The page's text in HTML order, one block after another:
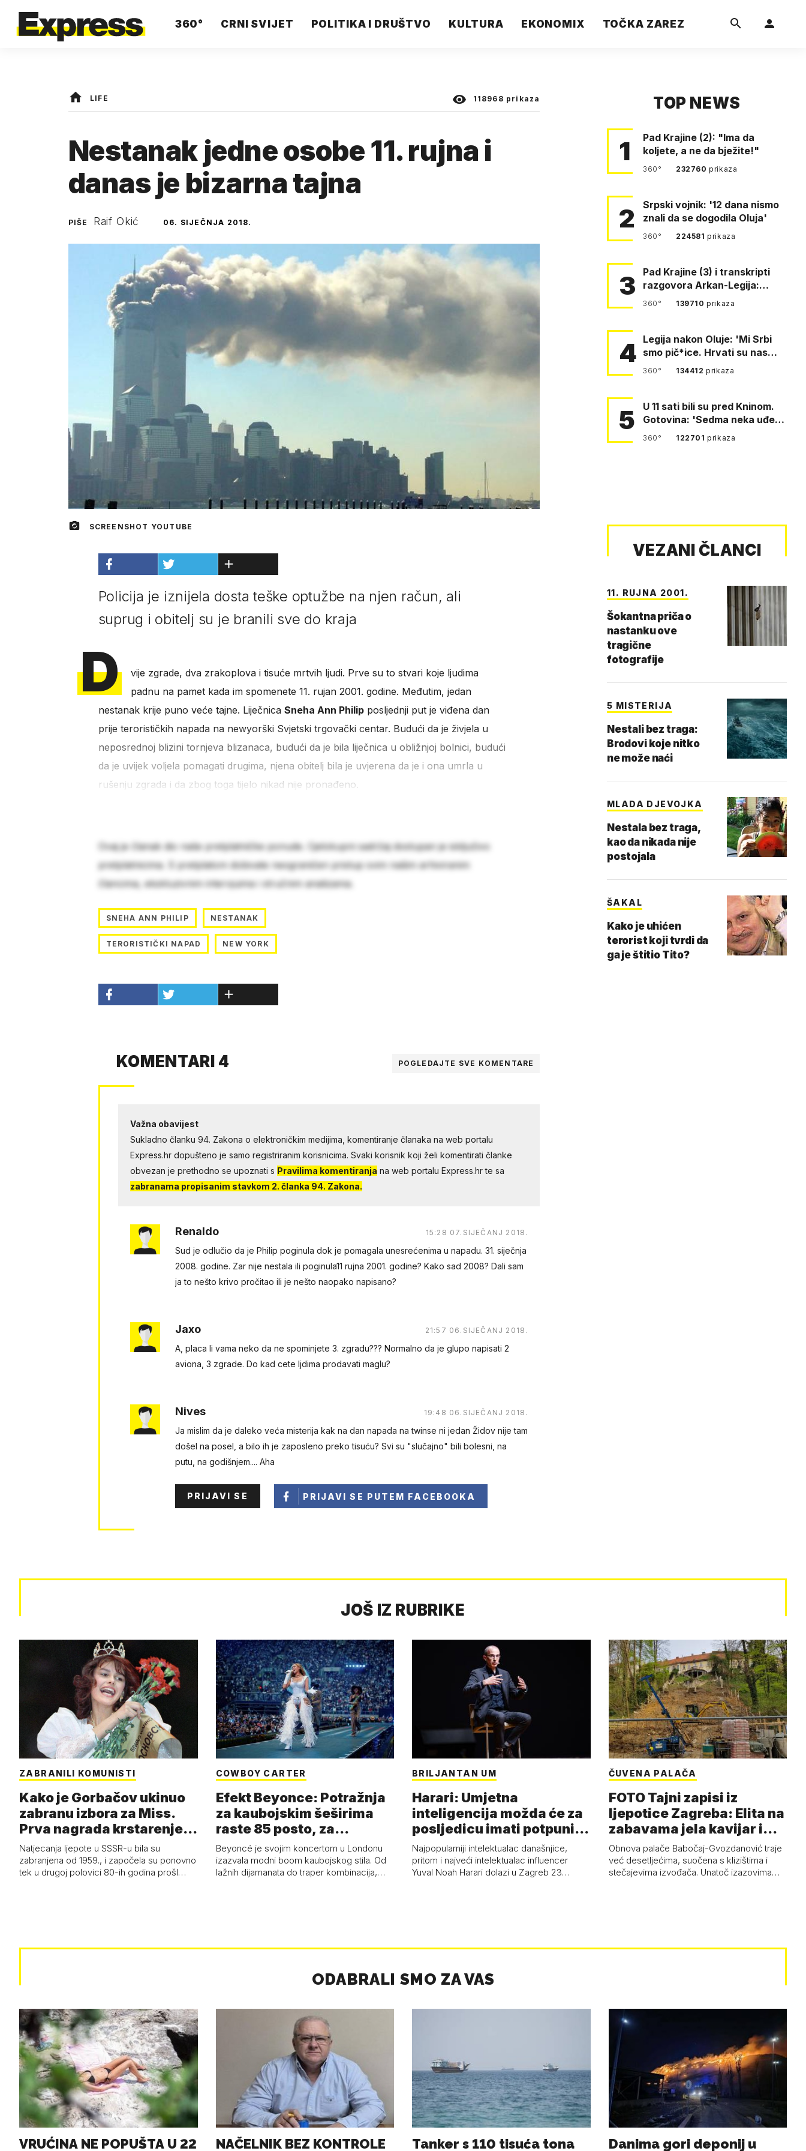
360° CRNI SVIJET POLITIKA I DRUŠTVO KULTURA EKONOMIX TOČKA ZAREZ
LIFE 118968 prikaza
Nestanak jedne osobe 11. rujna i
danas je bizarna tajna
PIŠE Raif Okić 06. SIJEČNJA 2018.
SCREENSHOT YOUTUBE
Policija je iznijela dosta teške optužbe na njen račun, ali
suprug i obitelj su je branili sve do kraja
D
vije zgrade, dva zrakoplova i tisuće mrtvih ljudi. Prve su to stvari koje ljudima
padnu na pamet kada im spomenete 11. rujan 2001. godine. Međutim, jedan
nestanak krije puno veće tajne. Liječnica Sneha Ann Philipposljednji put je viđena dan
prije terorističkih napada na newyorški Svjetski trgovački centar. Budući da je živjela u
neposrednoj blizini tornjeva blizanaca, budući da je bila liječnica u obližnjoj bolnici, budući
da je uvijek voljela pomagati drugima, njena obitelj bila je uvjerena da je i ona umrla u
rušenju zgrada i da zbog toga tijelo nikad nije pronađeno.
Ovaj je članak dio naše pretplatničke ponude. Cjelokupni sadržaj dostupan je isključivo
pretplatnicima. S pretplatom dobivate neograničen pristup svim našim arhiviranim
člancima, ekskluzivnim intervjuima i stručnim analizama.
SNEHA ANN PHILIP NESTANAK
TERORISTIČKI NAPAD NEW YORK
KOMENTARI 4 POGLEDAJTE SVE KOMENTARE
Važna obavijest
Sukladno članku 94. Zakona o elektroničkim medijima, komentiranje članaka na web portalu
Express.hr dopušteno je samo registriranim korisnicima. Svaki korisnik koji želi komentirati članke
obvezan je prethodno se upoznati s Pravilima komentiranja na web portalu Express.hr te sa
zabranama propisanim stavkom 2. članka 94. Zakona.
Renaldo 15:28 07.SIJEČANJ 2018.
Sud je odlučio da je Philip poginula dok je pomagala unesrećenima u napadu. 31. siječnja
2008. godine. Zar nije nestala ili poginula11 rujna 2001. godine? Kako sad 2008? Dali sam
ja to nešto krivo pročitao ili je nešto naopako napisano?
Jaxo 21:57 06.SIJEČANJ 2018.
A, placa li vama neko da ne spominjete 3. zgradu??? Normalno da je glupo napisati 2
aviona, 3 zgrade. Do kad cete ljdima prodavati maglu?
Nives 19:48 06.SIJEČANJ 2018.
Ja mislim da je daleko veća misterija kak na dan napada na twinse ni jedan Židov nije tam
došel na posel, a bilo ih je zaposleno preko tisuću? Svi su "slučajno" bili bolesni, na
putu, na godišnjem.... Aha
PRIJAVI SE PRIJAVI SE PUTEM FACEBOOKA
TOP NEWS
1
Pad Krajine (2): "Ima da
koljete, a ne da bježite!"
360° 232760prikaza
2
Srpski vojnik: '12 dana nismo
znali da se dogodila Oluja'
360° 224581prikaza
3
Pad Krajine (3) i transkripti
razgovora Arkan-Legija:
'Čujem, prelazite ustašam…
360° 139710prikaza
4 Legija nakon Oluje: 'Mi Srbi
smo pič*ice. Hrvati su nas
pomeli!'
360° 134412prikaza
5
U 11 sati bili su pred Kninom.
Gotovina: 'Sedma neka uđe,
4. gardijska neka g…
360° 122701prikaza
VEZANI ČLANCI
11. RUJNA 2001.
Šokantna priča o
nastanku ove
tragične
fotografije
5 MISTERIJA
Nestali bez traga:
Brodovi koje nitko
ne može naći
MLADA DJEVOJKA
Nestala bez traga,
kao da nikada nije
postojala
ŠAKAL
Kako je uhićen
terorist koji tvrdi da
ga je štitio Tito?
JOŠ IZ RUBRIKE
ZABRANILI KOMUNISTI
Kako je Gorbačov ukinuo
zabranu izbora za Miss.
Prva nagrada krstarenje
Jadran…
Natjecanja ljepote u SSSR-u bila su
zabranjena od 1959., i započela su ponovno
tek u drugoj polovici 80-ih godina prošl…
COWBOY CARTER
Efekt Beyonce: Potražnja
za kaubojskim šeširima
raste 85 posto, za
čizmama 53 p…
Beyoncé je svojim koncertom u Londonu
izazvala modni boom kaubojskog stila. Od
lažnih dijamanata do traper kombinacija,…
BRILJANTAN UM
Harari: Umjetna
inteligencija možda će za
posljedicu imati potpuni
kolaps čovje…
Najpopularniji intelektualac današnjice,
pritom i najveći intelektualac influencer
Yuval Noah Harari dolazi u Zagreb 23…
ČUVENA PALAČA
FOTO Tajni zapisi iz
ljepotice Zagreba: Elita na
zabavama jela kavijar i
pud…
Obnova palače Babočaj-Gvozdanović traje
već desetljećima, suočena s klizištima i
stečajevima izvođača. Unatoč izazovima…